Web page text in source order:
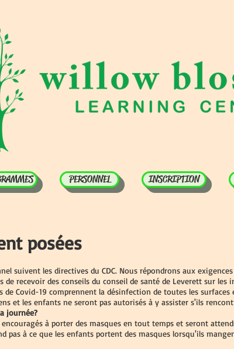
PERSONNEL INSCRIPTION
posées
suivent les directives du CDC. Nous répondrons aux
de recevoir des conseils du conseil de santé de Leverett sur les
Covid-19 comprennent la désinfection de toutes les
et les enfants ne seront pas autorisés à y assister s'ils
journée?
à porter des masques en tout temps et seront
pas à ce que les enfants portent des masques lorsqu'ils